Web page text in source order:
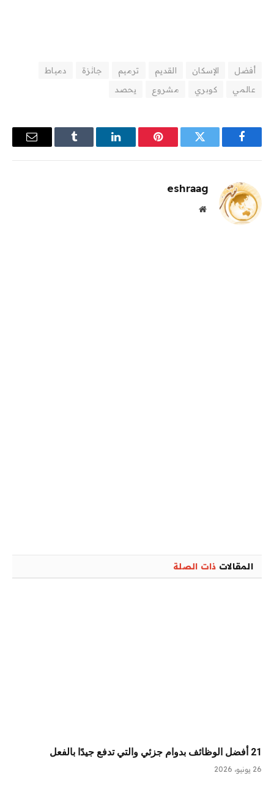
أفضل الإسكان القديم ترميم جائزة
دمياط
عالمي
كوبري مشروع يحصد
فيسبوك تويتر بينتيريستلينكدإن Tumblr
البريد
eshraag
موقع
المقالات ذات الصلة
21 أفضل الوظائف بدوام جزئي والتي تدفع جيدًا بالفعل
26 يونيو، 2026